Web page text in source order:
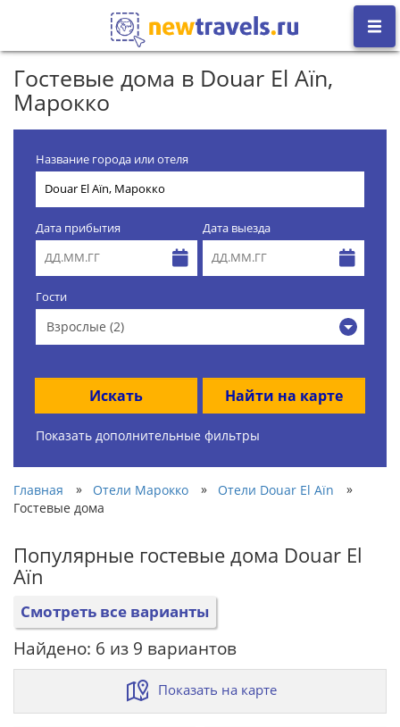
Гостевые дома в Douar El Aïn,
Марокко
Название города или отеля
Дата прибытия Дата выезда
Гости
Взрослые (2)
Искать Найти на карте
Показать дополнительные фильтры
Главная » Отели Марокко » Отели Douar El Aïn
»
Гостевые дома
Популярные гостевые дома Douar El
Aïn
Смотреть все варианты
Найдено: 6 из 9 вариантов
Показать на карте